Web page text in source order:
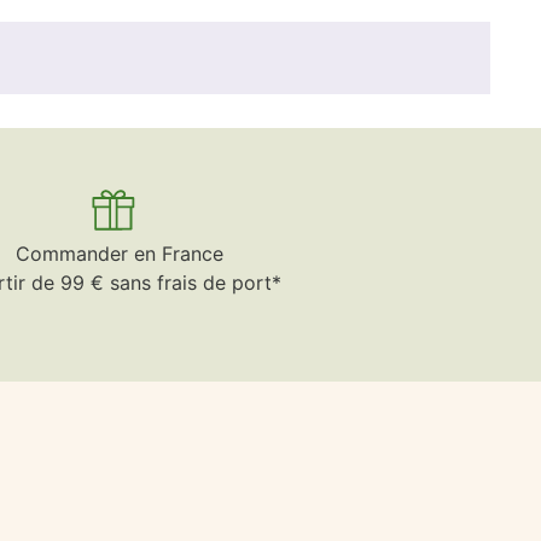
Commander en France
de 99 € sans frais de port*